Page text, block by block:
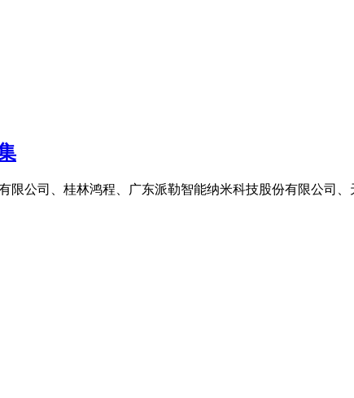
限公司、桂林鸿程、广东派勒智能纳米科技股份有限公司